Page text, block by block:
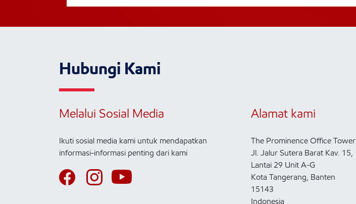
Hubungi Kami
Melalui Sosial Media
Ikuti sosial media kami untuk mendapatkan
informasi-informasi penting dari kami
Alamat kami
The Prominence Office Tower
Jl. Jalur Sutera Barat Kav. 15,
Lantai 29 Unit A-G
Kota Tangerang, Banten
15143
Indonesia